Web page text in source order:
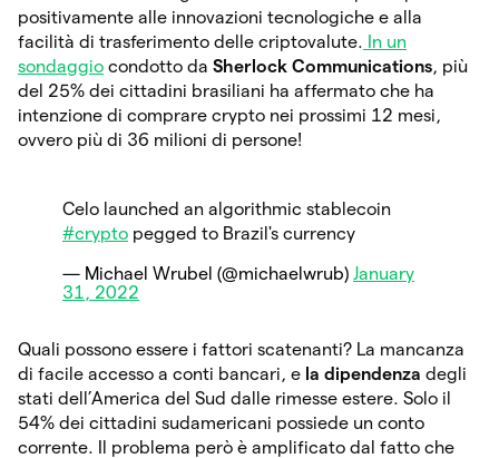
positivamente alle innovazioni tecnologiche e alla
facilità di trasferimento delle criptovalute. In un
sondaggio condotto da Sherlock Communications, più
del 25% dei cittadini brasiliani ha affermato che ha
intenzione di comprare crypto nei prossimi 12 mesi,
ovvero più di 36 milioni di persone!
Celo launched an algorithmic stablecoin
#crypto pegged to Brazil's currency
— Michael Wrubel (@michaelwrub) January
31, 2022
Quali possono essere i fattori scatenanti? La mancanza
di facile accesso a conti bancari, e la dipendenza degli
stati dell’America del Sud dalle rimesse estere. Solo il
54% dei cittadini sudamericani possiede un conto
corrente. Il problema però è amplificato dal fatto che